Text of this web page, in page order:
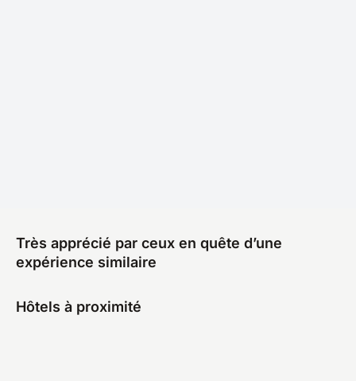
Très apprécié par ceux en quête d’une
expérience similaire
Hôtels à proximité